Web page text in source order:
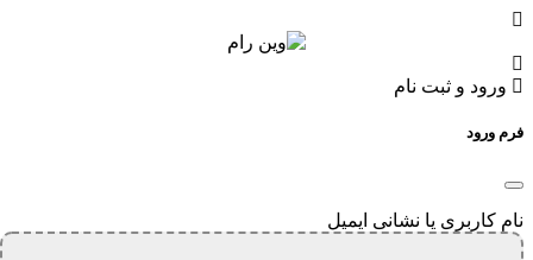
ورود و ثبت نام
فرم ورود
نام کاربری یا نشانی ایمیل